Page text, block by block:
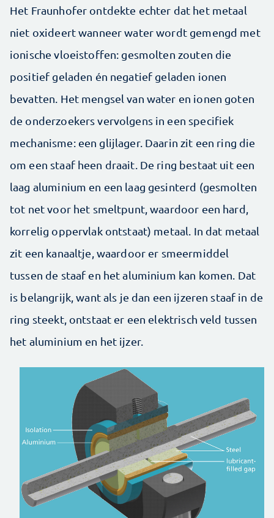
Het Fraunhofer ontdekte echter dat het metaal
niet oxideert wanneer water wordt gemengd met
ionische vloeistoffen: gesmolten zouten die
positief geladen én negatief geladen ionen
bevatten. Het mengsel van water en ionen goten
de onderzoekers vervolgens in een specifiek
mechanisme: een glijlager. Daarin zit een ring die
om een staaf heen draait. De ring bestaat uit een
laag aluminium en een laag gesinterd (gesmolten
tot net voor het smeltpunt, waardoor een hard,
korrelig oppervlak ontstaat) metaal. In dat metaal
zit een kanaaltje, waardoor er smeermiddel
tussen de staaf en het aluminium kan komen. Dat
is belangrijk, want als je dan een ijzeren staaf in de
ring steekt, ontstaat er een elektrisch veld tussen
het aluminium en het ijzer.